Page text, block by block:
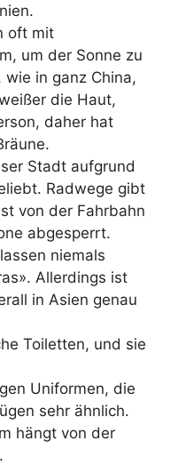
oft mit
um der Sonne zu
wie in ganz China,
die Haut,
daher hat
Stadt aufgrund
Radwege gibt
von der Fahrbahn
abgesperrt.
niemals
Allerdings ist
in Asien genau
Toiletten, und sie
Uniformen, die
sehr ähnlich.
hängt von der